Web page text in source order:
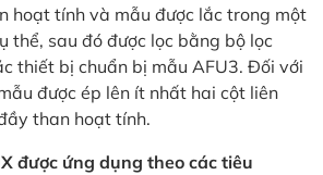
hoạt tính và mẫu được lắc trong một
thể, sau đó được lọc bằng bộ lọc
thiết bị chuẩn bị mẫu AFU3. Đối với
được ép lên ít nhất hai cột liên
than hoạt tính.
được ứng dụng theo các tiêu